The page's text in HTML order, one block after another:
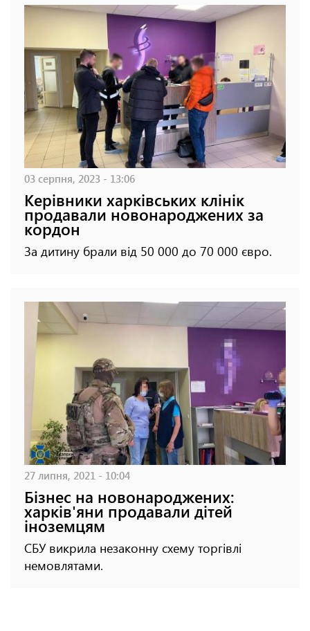
03 серпня, 2023 - 13:06
Керівники харківських клінік
продавали новонароджених за
кордон
За дитину брали від 50 000 до 70 000 євро.
27 липня, 2021 - 10:04
Бізнес на новонароджених:
харків'яни продавали дітей
іноземцям
СБУ викрила незаконну схему торгівлі
немовлятами.